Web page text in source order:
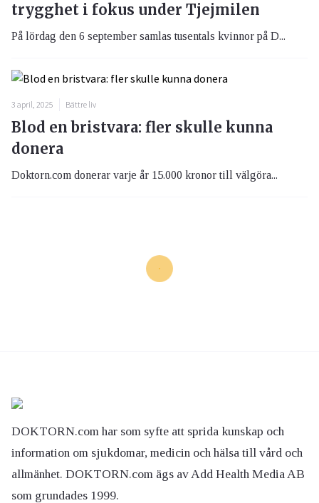
trygghet i fokus under Tjejmilen
På lördag den 6 september samlas tusentals kvinnor på D...
3 april, 2025 Bättre liv
Blod en bristvara: fler skulle kunna
donera
Doktorn.com donerar varje år 15.000 kronor till välgöra...
DOKTORN.com har som syfte att sprida kunskap och
information om sjukdomar, medicin och hälsa till vård och
allmänhet. DOKTORN.com ägs av Add Health Media AB
som grundades 1999.